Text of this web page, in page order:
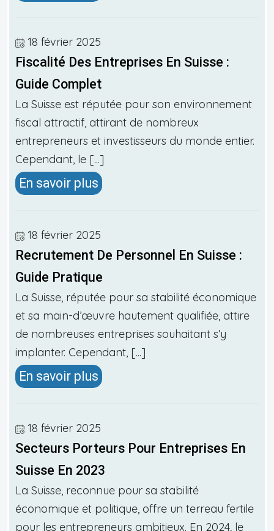
18 février 2025
Fiscalité Des Entreprises En Suisse :
Guide Complet
La Suisse est réputée pour son environnement
fiscal attractif, attirant de nombreux
entrepreneurs et investisseurs du monde entier.
Cependant, le [...]
En savoir plus
18 février 2025
Recrutement De Personnel En Suisse :
Guide Pratique
La Suisse, réputée pour sa stabilité économique
et sa main-d’œuvre hautement qualifiée, attire
de nombreuses entreprises souhaitant s’y
implanter. Cependant, [...]
En savoir plus
18 février 2025
Secteurs Porteurs Pour Entreprises En
Suisse En 2023
La Suisse, reconnue pour sa stabilité
économique et politique, offre un terreau fertile
pour les entrepreneurs ambitieux. En 2024, le